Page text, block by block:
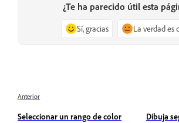
¿Te ha parecido útil esta
Sí, gracias La verdad es
Anterior
Seleccionar un rango de color
Dibuja